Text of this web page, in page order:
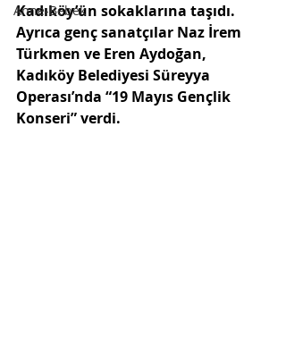
Anne-Bebek
Kadıköy’ün sokaklarına taşıdı.
Ayrıca genç sanatçılar Naz İrem
Türkmen ve Eren Aydoğan,
Kadıköy Belediyesi Süreyya
Operası’nda “19 Mayıs Gençlik
Konseri” verdi.